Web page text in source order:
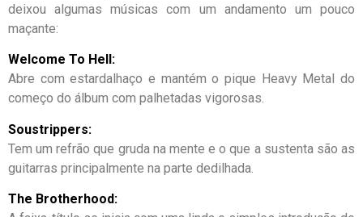
deixou algumas músicas com um andamento um pouco
maçante:
Welcome To Hell:
Abre com estardalhaço e mantém o pique Heavy Metal do
começo do álbum com palhetadas vigorosas.
Soustrippers:
Tem um refrão que gruda na mente e o que a sustenta são as
guitarras principalmente na parte dedilhada.
The Brotherhood: